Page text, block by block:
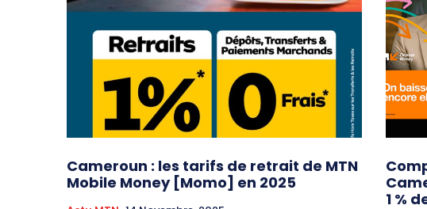
Cameroun : les tarifs de retrait de MTN
Mobile Money [Momo] en 2025
1 %